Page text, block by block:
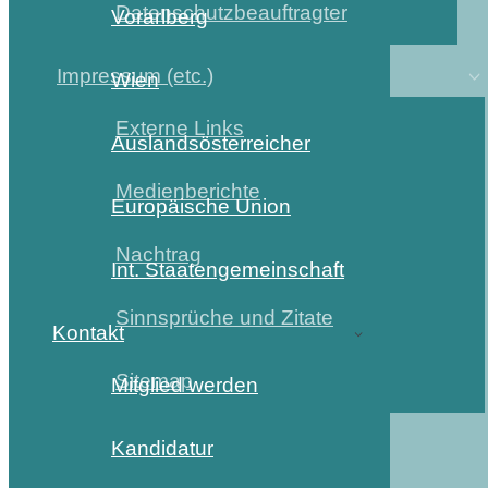
Datenschutzbeauftragter
Impressum (etc.)
Externe Links
Medienberichte
Nachtrag
Sinnsprüche und Zitate
Sitemap
Vorarlberg
Wien
Auslandsösterreicher
Europäische Union
Int. Staatengemeinschaft
Kontakt
Mitglied werden
Kandidatur